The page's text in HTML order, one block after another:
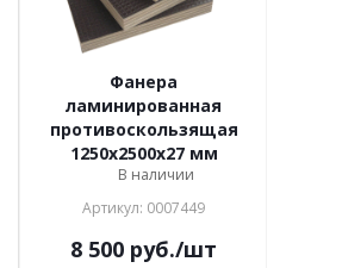
Фанера
ламинированная
противоскользящая
1250х2500х27 мм
В наличии
Артикул: 0007449
8 500 руб./шт